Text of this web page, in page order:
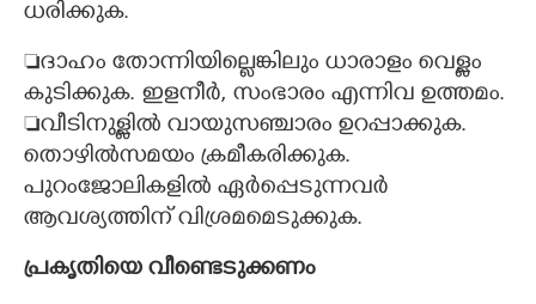
ധരിക്കുക.
ദാഹം തോന്നിയില്ലെങ്കിലും ധാരാളം വെള്ളം
കുടിക്കുക. ഇളനീർ, സംഭാരം എന്നിവ ഉത്തമം.
വീടിനുള്ളിൽ വായുസഞ്ചാരം ഉറപ്പാക്കുക.
തൊഴിൽസമയം ക്രമീകരിക്കുക.
പുറംജോലികളിൽ ഏർപ്പെടുന്നവർ
ആവശ്യത്തിന് വിശ്രമമെടുക്കുക.
പ്രകൃതിയെ വീണ്ടെടുക്കണം